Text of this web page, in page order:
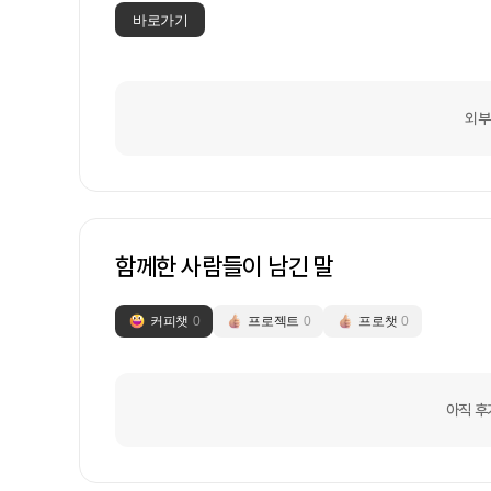
직장 프로젝트의 1일이 우리에겐 1주로 치
해결을 해보고 사업을 해봤다라는 경험을
가져가는 것이 아니라진정으로 문제를 함
트도 하고 좋은 팀원분들과 친해지며 전시
바로가기
외
함께한 사람들이 남긴 말
커피챗 0 프로젝트 0 프로챗 0
아직